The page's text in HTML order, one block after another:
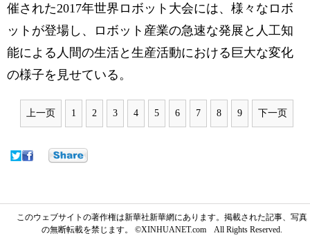
催された2017年世界ロボット大会には、様々なロボ
ットが登場し、ロボット産業の急速な発展と人工知
能による人間の生活と生産活動における巨大な変化
の様子を見せている。
上一页 1 2 3 4 5 6 7 8 9 下一页
このウェブサイトの著作権は新華社新華網にあります。掲載された記事、写真
の無断転載を禁じます。 ©XINHUANET.com All Rights Reserved.